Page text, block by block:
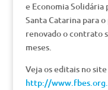
e Economia Solidária
Santa Catarina para
renovado o contrato
meses.
Veja os editais no site
http://